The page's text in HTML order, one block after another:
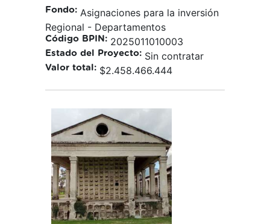
Fondo: Asignaciones para la inversión
Regional - Departamentos
Código BPIN: 2025011010003
Estado del Proyecto: Sin contratar
Valor total: $2.458.466.444